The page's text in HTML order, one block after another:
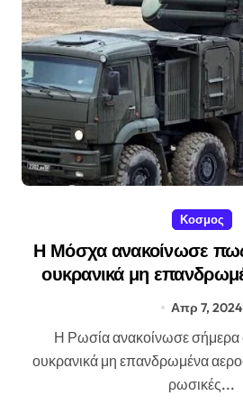
Κοσμος
Η Μόσχα ανακοίνωσε
ουκρανικά μη
Απρ 7, 2024
Η Ρωσία ανακοίνωσε σήμερα ότι κατέστρεψε 15
ουκρανικά μη επανδρωμένα
ρωσικές...